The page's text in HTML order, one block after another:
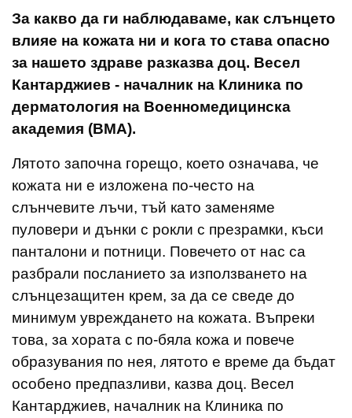
За какво да ги наблюдаваме, как слънцето
влияе на кожата ни и кога то става опасно
за нашето здраве разказва доц. Весел
Кантарджиев - началник на Клиника по
дерматология на Военномедицинска
академия (ВМА).
Лятото започна горещо, което означава, че
кожата ни е изложена по-често на
слънчевите лъчи, тъй като заменяме
пуловери и дънки с рокли с презрамки, къси
панталони и потници. Повечето от нас са
разбрали посланието за използването на
слънцезащитен крем, за да се сведе до
минимум увреждането на кожата. Въпреки
това, за хората с по-бяла кожа и повече
образувания по нея, лятото е време да бъдат
особено предпазливи, казва доц. Весел
Кантарджиев, началник на Клиника по